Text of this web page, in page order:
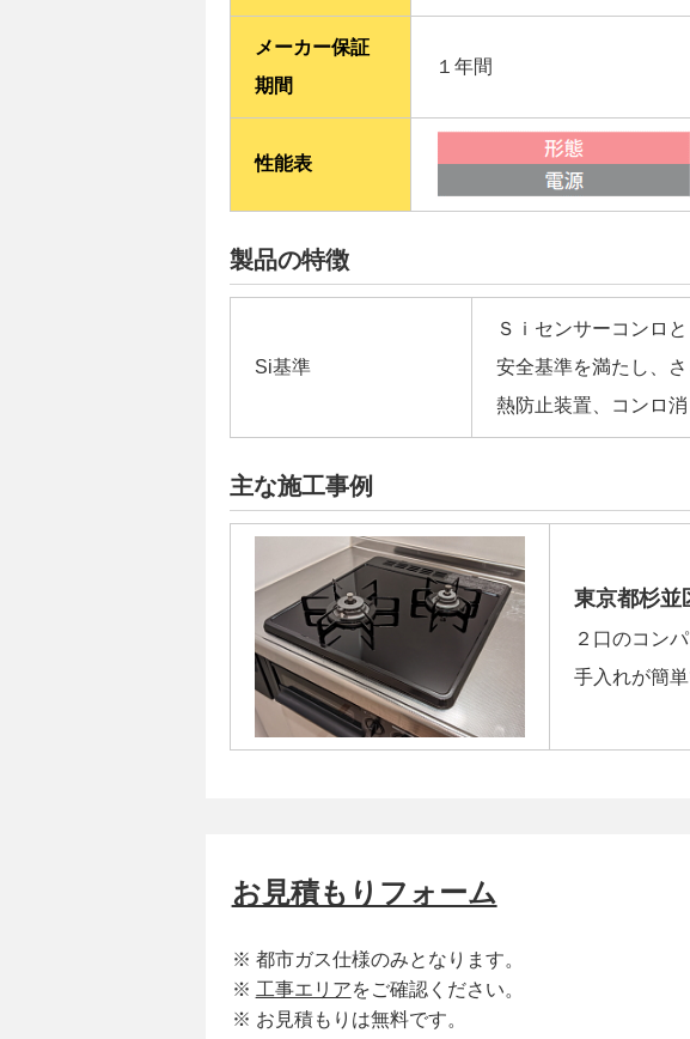
メーカー保証
期間
１年間
性能表
製品の特徴
Si基準
Ｓｉセンサーコンロ
安全基準を満たし、
熱防止装置、コンロ
主な施工事例
東京都杉並
２口のコン
手入れが簡単
お見積もりフォーム
※ 都市ガス仕様のみとなります。
※ 工事エリアをご確認ください。
※ お見積もりは無料です。